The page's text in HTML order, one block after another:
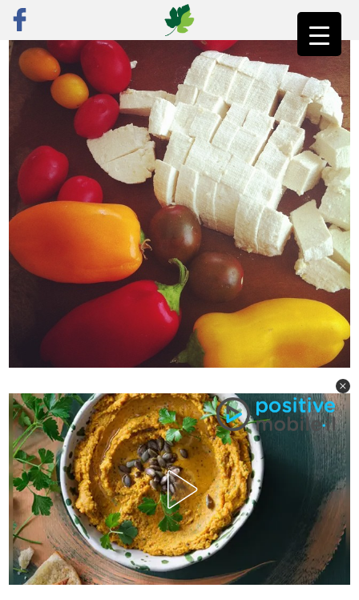
ראשי»פוסט נבחר סדנת בישול טבעונית – מי מפחד מטופו?